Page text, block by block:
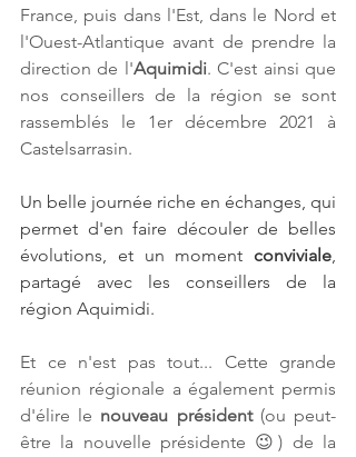
France, puis dans l'Est, dans le Nord et
l'Ouest-Atlantique avant de prendre la
direction de l'Aquimidi. C'est ainsi que
nos conseillers de la région se sont
rassemblés le 1er décembre 2021 à
Castelsarrasin.
Un belle journée riche en échanges, qui
permet d'en faire découler de belles
évolutions, et un moment conviviale,
partagé avec les conseillers de la
région Aquimidi.
Et ce n'est pas tout... Cette grande
réunion régionale a également permis
d'élire le nouveau président (ou peut-
être la nouvelle présidente 😉) de la